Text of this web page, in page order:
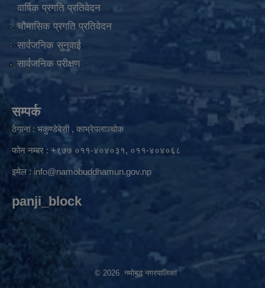
वार्षिक प्रगति प्रतिवेदन
चौमासिक प्रगति प्रतिवेदन
सार्वजनिक सुनुवाई
सार्वजनिक परीक्षण
सम्पर्क
ठेगाना : भकुण्डेबेसी , काभ्रेपलाञ्चोक
फोन नम्बर : +९७७ ०११-४०४०३१, ०११-४०४०६८
इमेल : info@namobuddhamun.gov.np
panji_block
© 2026 नमोबुद्ध नगरपालिका